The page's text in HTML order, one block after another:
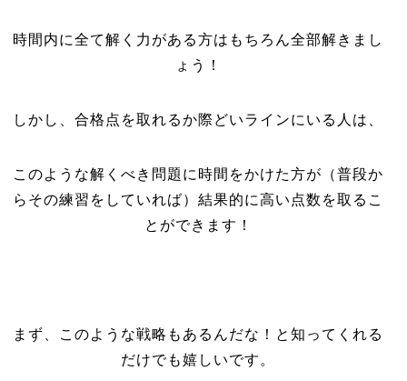
時間内に全て解く力がある方はもちろん全部解きまし
ょう！
しかし、合格点を取れるか際どいラインにいる人は、
このような解くべき問題に時間をかけた方が（普段か
らその練習をしていれば）結果的に高い点数を取るこ
とができます！
まず、このような戦略もあるんだな！と知ってくれる
だけでも嬉しいです。